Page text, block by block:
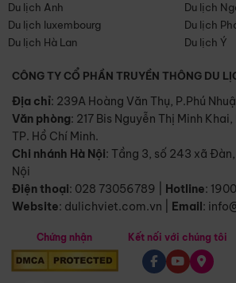
Du lịch Anh
Du lịch
Du lịch luxembourg
Du lịch
Du lịch Hà Lan
Du lịch Ý
CÔNG TY CỔ PHẦN TRUYỀN THÔNG DU
Địa chỉ: 239A Hoàng Văn Thụ, P.Phú
Văn phòng: 217 Bis Nguyễn Thị Minh
TP. Hồ Chí Minh.
Chi nhánh Hà Nội: Tầng 3, số 243 xã
Nội
Điện thoại: 028 73056789 Hotline:
Website: dulichviet.com.vn Email:
Chứng nhận Kết nối với chúng tôi